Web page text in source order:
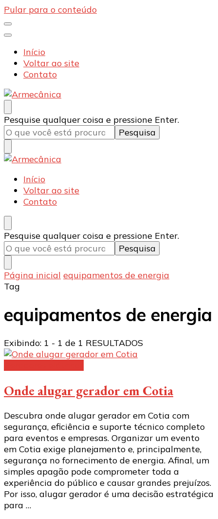
Pular para o conteúdo
Início
Voltar ao site
Contato
Armecânica
Blog
Procurando
algo?
Pesquise qualquer coisa e pressione Enter.
Armecânica
Blog
Início
Voltar ao site
Contato
Procurando
algo?
Pesquise qualquer coisa e pressione Enter.
Página inicial equipamentos de energia
Tag
equipamentos de energia
Exibindo: 1 - 1 de 1 RESULTADOS
Onde alugar gerador em Cotia
Descubra onde alugar gerador em Cotia com
segurança, eficiência e suporte técnico completo
para eventos e empresas. Organizar um evento
em Cotia exige planejamento e, principalmente,
segurança no fornecimento de energia. Afinal, um
simples apagão pode comprometer toda a
experiência do público e causar grandes prejuízos.
Por isso, alugar gerador é uma decisão estratégica
para …